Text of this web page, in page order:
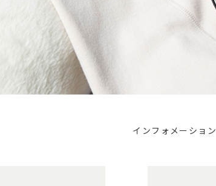
インフォメーション